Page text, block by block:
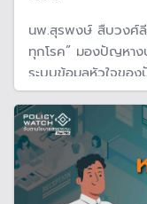
นพ.สุรพงษ์ สืบวงศ์ลี
ทุกโรค” มองปัญหาง
ระบบข้อมูลหัวใจขอ
ฐานข้อมูลสุขภาพทั้ง
และงบประมาณไม่เพี